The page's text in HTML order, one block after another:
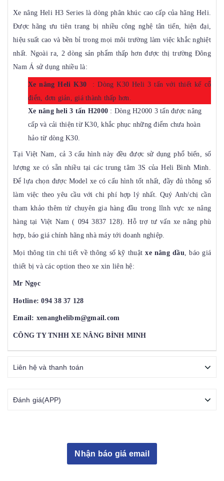
Xe nâng Heli H3 Series là dòng phân khúc cao cấp của hãng Heli.
Được hãng ưu tiên trang bị nhiều công nghệ tân tiến, hiện đại,
hiệu suất cao và bền bỉ trong mọi môi trường làm việc khắc nghiệt
nhất. Ngoài ra, 2 dòng sản phẩm thấp hơn được thị trường Đông
Nam Á sử dụng nhiều là:
Xe nâng Heli K30
: Dòng K30 Heli 3 tấn với thiết kế cổ
điển, đơn giản, giá thành thấp hơn.
Xe nâng heli 3 tấn H2000 : Dòng H2000 3 tấn được nâng
cấp và cải thiện từ K30, khắc phục những điểm chưa hoàn
hảo từ dòng K30.
Tại Việt Nam, cả 3 cấu hình này đều được sử dụng phổ biến, số
lượng xe có sẵn nhiều tại các trung tâm 3S của Heli Bình Minh.
Để lựa chọn được Model xe có cấu hình tốt nhất, đầy đủ thông số
làm việc theo yêu cầu với chi phí hợp lý nhất. Quý Anh/chị cần
tham khảo thêm từ chuyên gia hàng đầu trong lĩnh vực xe nâng
hàng tại Việt Nam ( 094 3837 128). Hỗ trợ tư vấn xe nâng phù
hợp, báo giá chính hãng nhà máy tới doanh nghiệp.
Mọi thông tin chi tiết về thông số kỹ thuậtxe nâng dầu , báo giá
thiết bị và các option theo xe xin liên hệ:
Mr Ngọc
Hotline: 094 38 37 128
Email: xenanghelibm@gmail.com
CÔNG TY TNHH XE NÂNG BÌNH MINH
Liên hệ và thanh toán
Đánh giá(APP)
Nhận báo giá email